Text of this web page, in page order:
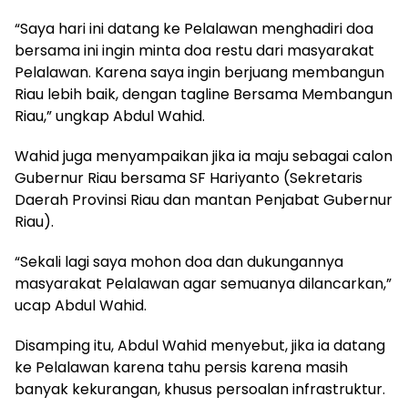
“Saya hari ini datang ke Pelalawan menghadiri doa
bersama ini ingin minta doa restu dari masyarakat
Pelalawan. Karena saya ingin berjuang membangun
Riau lebih baik, dengan tagline Bersama Membangun
Riau,” ungkap Abdul Wahid.
Wahid juga menyampaikan jika ia maju sebagai calon
Gubernur Riau bersama SF Hariyanto (Sekretaris
Daerah Provinsi Riau dan mantan Penjabat Gubernur
Riau).
“Sekali lagi saya mohon doa dan dukungannya
masyarakat Pelalawan agar semuanya dilancarkan,”
ucap Abdul Wahid.
Disamping itu, Abdul Wahid menyebut, jika ia datang
ke Pelalawan karena tahu persis karena masih
banyak kekurangan, khusus persoalan infrastruktur.